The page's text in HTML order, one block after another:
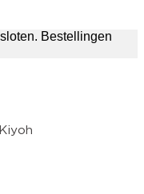
Bestellingen